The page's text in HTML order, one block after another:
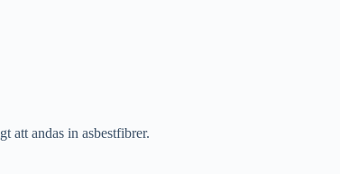
att andas in asbestfibrer.